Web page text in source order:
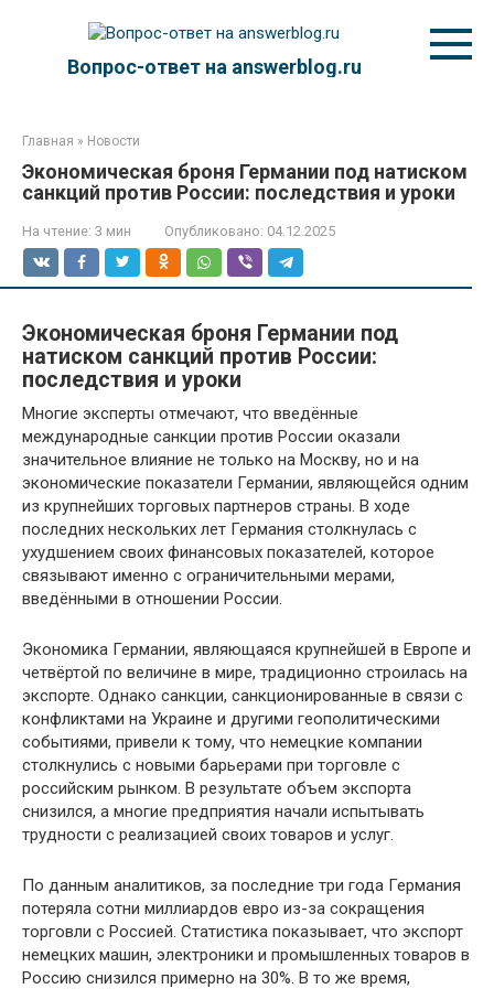
Вопрос-ответ на answerblog.ru
Главная » Новости
Экономическая броня Германии под натиском
санкций против России: последствия и уроки
На чтение: 3 мин Опубликовано: 04.12.2025
Экономическая броня Германии под
натиском санкций против России:
последствия и уроки
Многие эксперты отмечают, что введённые
международные санкции против России оказали
значительное влияние не только на Москву, но и на
экономические показатели Германии, являющейся одним
из крупнейших торговых партнеров страны. В ходе
последних нескольких лет Германия столкнулась с
ухудшением своих финансовых показателей, которое
связывают именно с ограничительными мерами,
введёнными в отношении России.
Экономика Германии, являющаяся крупнейшей в Европе и
четвёртой по величине в мире, традиционно строилась на
экспорте. Однако санкции, санкционированные в связи с
конфликтами на Украине и другими геополитическими
событиями, привели к тому, что немецкие компании
столкнулись с новыми барьерами при торговле с
российским рынком. В результате объем экспорта
снизился, а многие предприятия начали испытывать
трудности с реализацией своих товаров и услуг.
По данным аналитиков, за последние три года Германия
потеряла сотни миллиардов евро из-за сокращения
торговли с Россией. Статистика показывает, что экспорт
немецких машин, электроники и промышленных товаров в
Россию снизился примерно на 30%. В то же время,